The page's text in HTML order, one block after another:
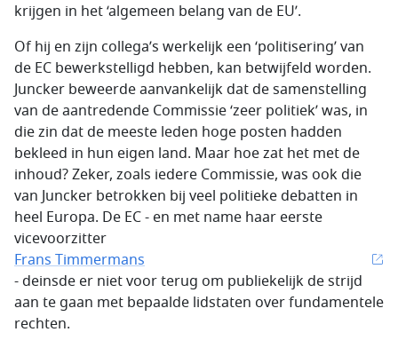
krijgen in het ‘algemeen belang van de EU’.
Of hij en zijn collega’s werkelijk een ‘politisering’ van
de EC bewerkstelligd hebben, kan betwijfeld worden.
Juncker beweerde aanvankelijk dat de samenstelling
van de aantredende Commissie ‘zeer politiek’ was, in
die zin dat de meeste leden hoge posten hadden
bekleed in hun eigen land. Maar hoe zat het met de
inhoud? Zeker, zoals iedere Commissie, was ook die
van Juncker betrokken bij veel politieke debatten in
heel Europa. De EC - en met name haar eerste
vicevoorzitter
Frans Timmermans
- deinsde er niet voor terug om publiekelijk de strijd
aan te gaan met bepaalde lidstaten over fundamentele
rechten.